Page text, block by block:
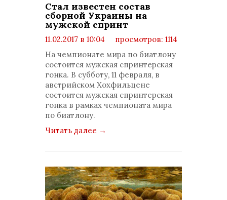
Стал известен состав
сборной Украины на
мужской спринт
11.02.2017 в 10:04
просмотров: 1114
На чемпионате мира по биатлону
состоится мужская спринтерская
гонка. В субботу, 11 февраля, в
австрийском Хохфильцене
состоится мужская спринтерская
гонка в рамках чемпионата мира
по биатлону.
Читать далее →